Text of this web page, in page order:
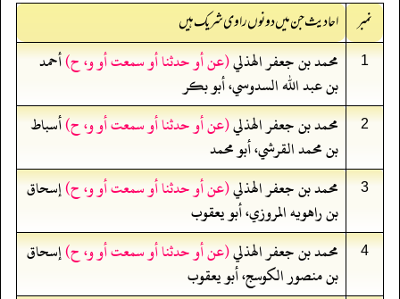
نمبر احادیث جن میں دونوں راوی شریک ہیں
1 محمد بن جعفر الهذلي(عن أو حدثنا أو سمعت أو و، ح)أحمد
بن عبد الله السدوسي، أبو بكر
2 محمد بن جعفر الهذلي(عن أو حدثنا أو سمعت أو و، ح)أسباط
بن محمد القرشي، أبو محمد
3 محمد بن جعفر الهذلي(عن أو حدثنا أو سمعت أو و، ح)إسحاق
بن راهويه المروزي، أبو يعقوب
4 محمد بن جعفر الهذلي(عن أو حدثنا أو سمعت أو و، ح)إسحاق
بن منصور الكوسج، أبو يعقوب